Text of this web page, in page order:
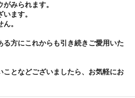
みられます。
ます。
。
る方にこれからも引き続きご愛用いた
ことなどございましたら、お気軽にお